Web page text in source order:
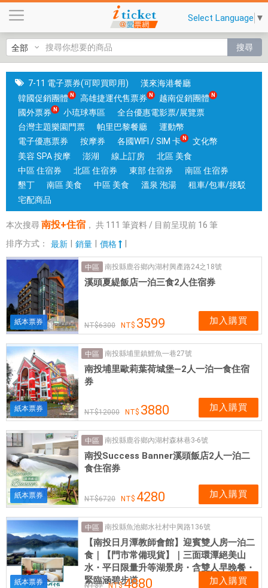
+
住
宿
|
國
旅
卡
門
市
可
核
；
銷
各
國
實
卡
可
即
買
Select Language ▼
搜尋
7-11 電子票券(可即買即用)
漢來海港餐廳
韓國促銷團體
高雄捷運代售票券
越南促銷團體
國外票券
小琉球專區
全台優惠電影票/展覽票
台灣主題樂園門票
帕里巴黎餐廳
運動幣
電子優惠票券
按摩券 各國WIFI / SIM 卡
文化幣
美容 SPA 按摩
澎湖 線上訂房
北區 美食
中區 住宿券
北區 住宿券 東部 住宿券
南區 住宿券
墾丁
南區 美食 中區 美食 溫泉 泡湯
租車/包車/接駁
宅配商品
本次搜尋 南投+住宿 ， 共 111 筆資料 / 目前呈現前 16 筆
排序方式：
最新 銷量 價格
紙本票券
中區 南投縣鹿谷鄉內湖村興產路24之18號
溪頭夏緹飯店一泊三食2人住宿券
6300 3599 加入購買
紙本票券
中區 南投縣埔里鎮鯉魚㇐巷27號
南投埔里歐莉葉荷城堡—2人一泊一食住宿
券
12000 3880 加入購買
紙本票券
中區 南投縣鹿谷鄉內湖村森林巷3-6號
南投Success Banner溪頭飯店2人一泊二
食住宿券
6720 4280 加入購買
紙本票券
中區 南投縣魚池鄉水社村中興路136號
【南投日月潭教師會館】迎賓雙人房一泊二
食｜【門市常備現貨】｜三面環潭絕美山
水・平日限量升等湖景房・含雙人早晚餐・
緊臨涵碧步道
7 4880 加入購買